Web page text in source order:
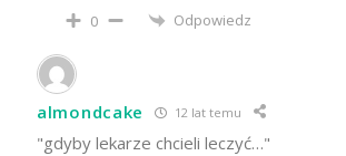
0 Odpowiedz
almondcake 12 lat temu
"gdyby lekarze chcieli leczyć…"